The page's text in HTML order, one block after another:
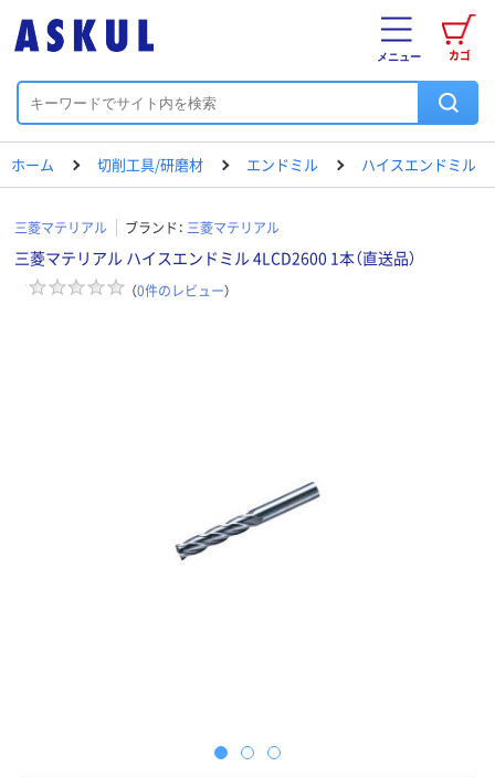
カゴ
メニュー
ホーム 切削工具/研磨材 エンドミル ハイスエンドミル
三菱マテリアル ブランド： 三菱マテリアル
三菱マテリアル ハイスエンドミル 4LCD2600 1本（直送品）
（0件のレビュー）